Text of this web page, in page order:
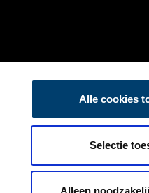
Alle cookies
Selectie
Alleen